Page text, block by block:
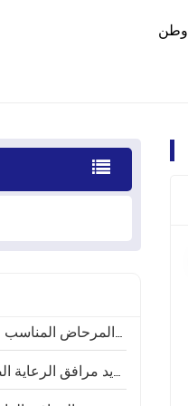
وطن
كيفية اختيار طقم إصلاح خزان
استبدال أجزاء خزانات المراحيض وتحديثات ترشيد استهلاك